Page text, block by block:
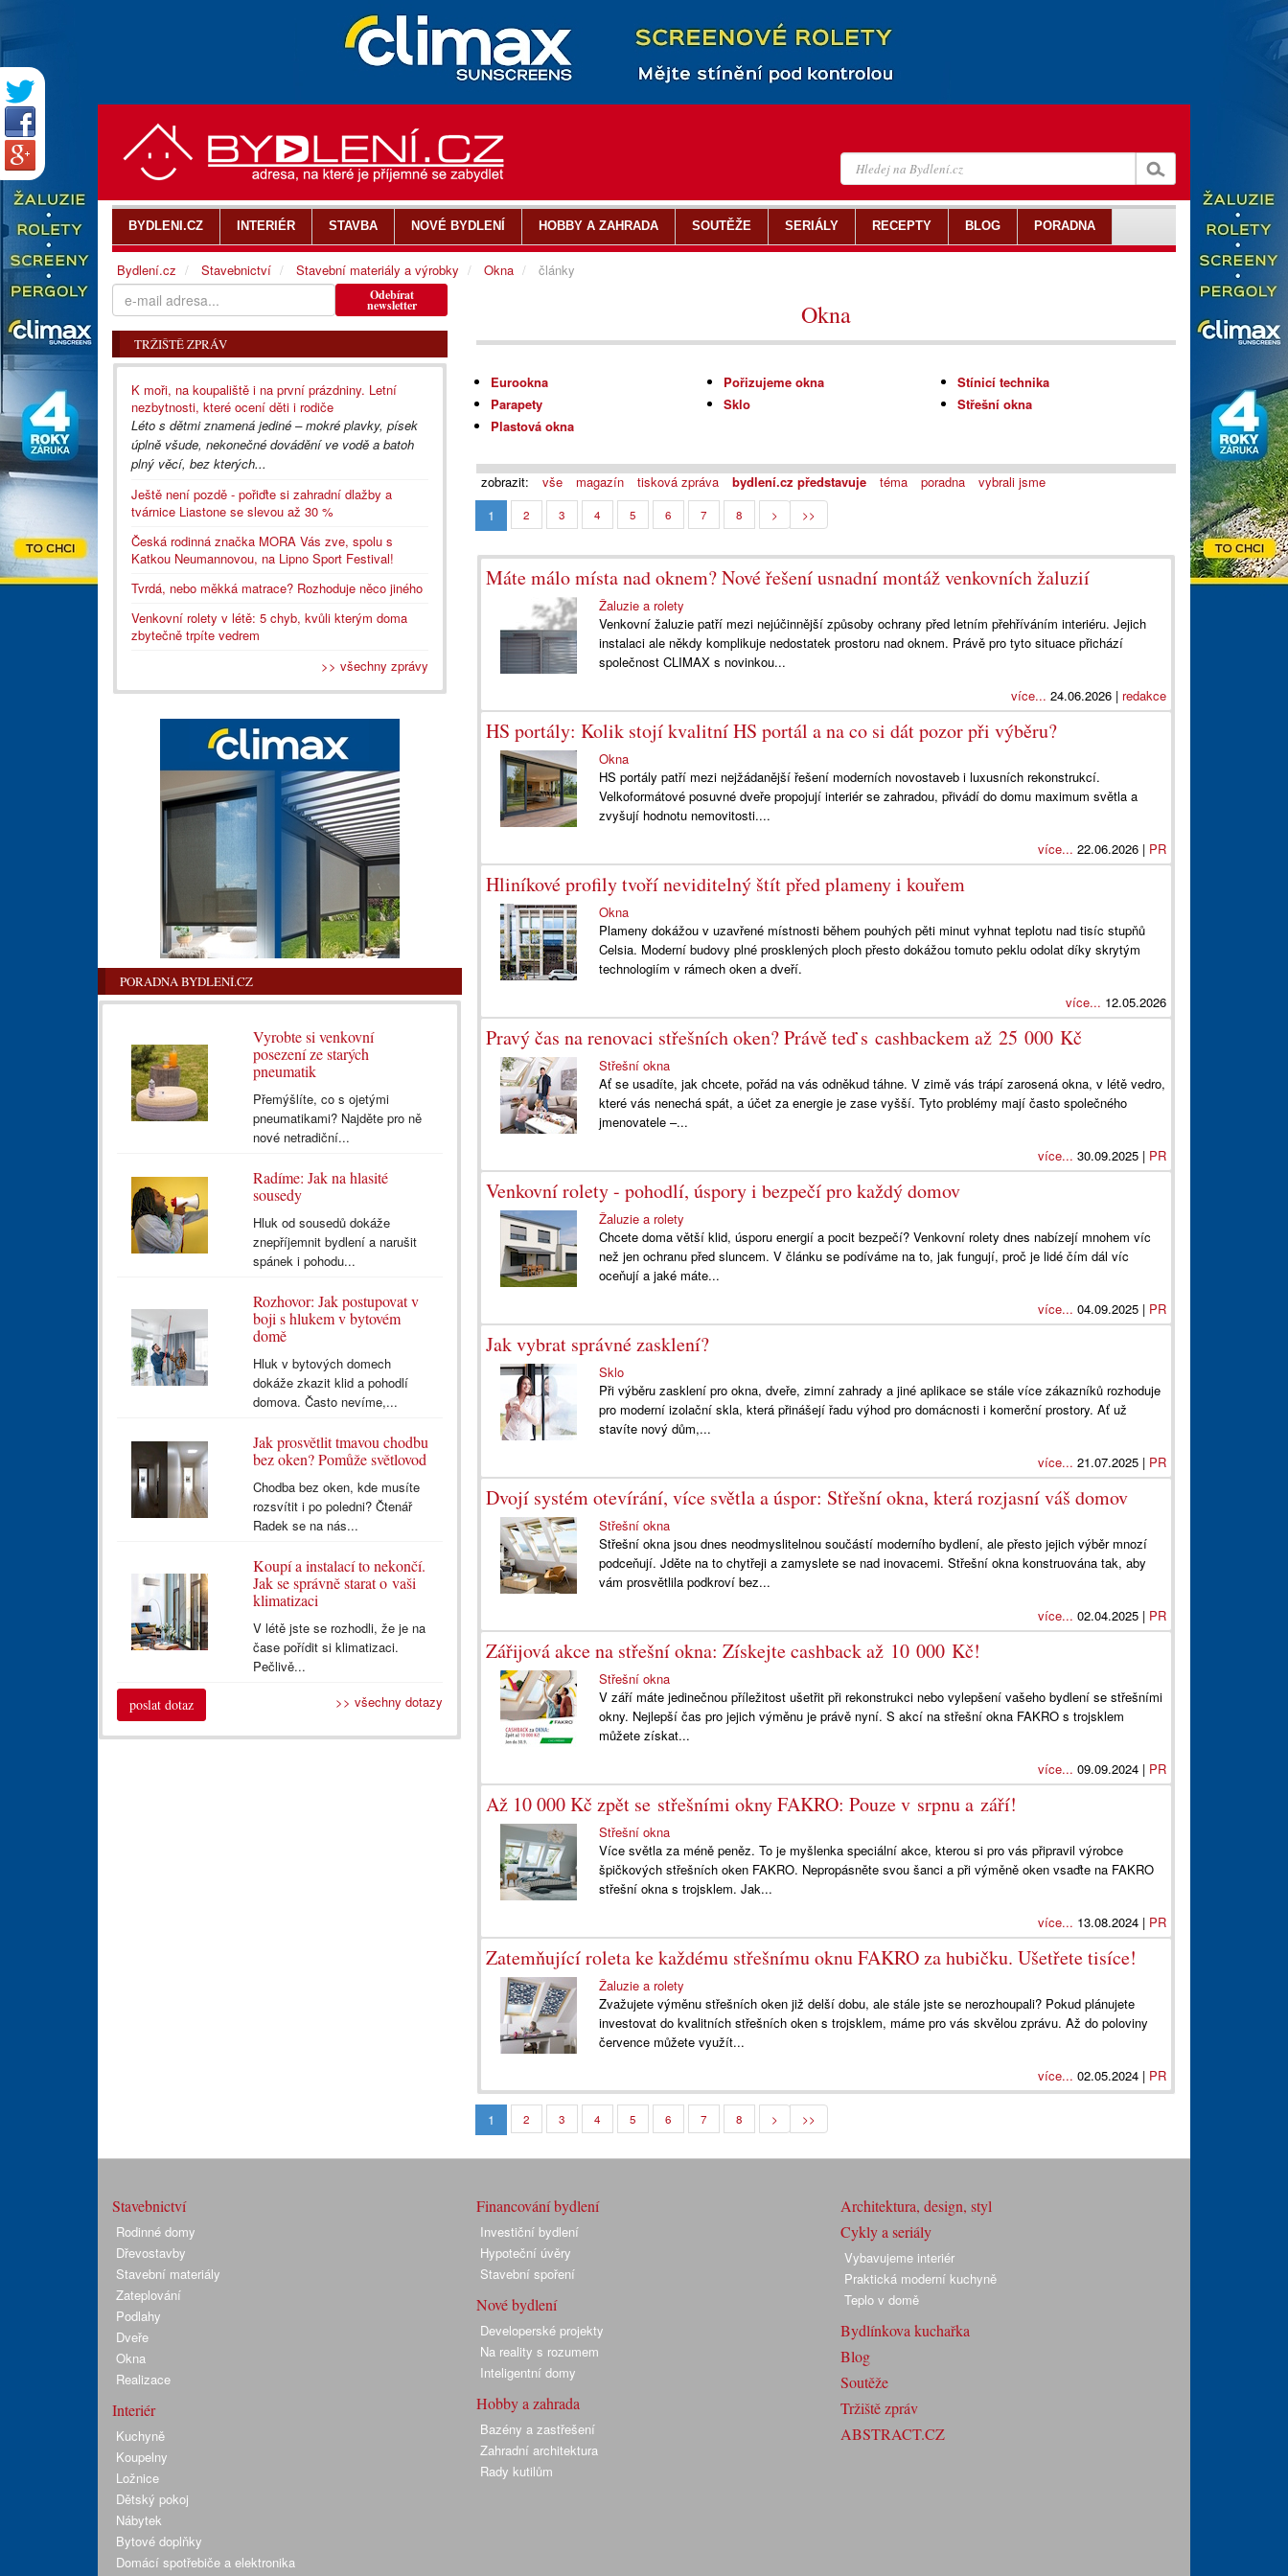
Okna
Eurookna
Parapety
Plastová okna
Pořizujeme okna
Sklo
Stínicí technika
Střešní okna
zobrazit: vše magazín tisková zpráva bydlení.cz představuje téma poradna
vybrali jsme
1
2 3 4 5 6 7 8 > >>
Máte málo místa nad oknem? Nové řešení usnadní montáž venkovních žaluzií
Žaluzie a rolety
Venkovní žaluzie patří mezi nejúčinnější způsoby ochrany před letním přehříváním interiéru. Jejich
instalaci ale někdy komplikuje nedostatek prostoru nad oknem. Právě pro tyto situace přichází
společnost CLIMAX s novinkou...
více... 24.06.2026 | redakce
HS portály: Kolik stojí kvalitní HS portál a na co si dát pozor při výběru?
Okna
HS portály patří mezi nejžádanější řešení moderních novostaveb i luxusních rekonstrukcí.
Velkoformátové posuvné dveře propojují interiér se zahradou, přivádí do domu maximum světla a
zvyšují hodnotu nemovitosti....
více... 22.06.2026 | PR
Hliníkové profily tvoří neviditelný štít před plameny i kouřem
Okna
Plameny dokážou v uzavřené místnosti během pouhých pěti minut vyhnat teplotu nad tisíc stupňů
Celsia. Moderní budovy plné prosklených ploch přesto dokážou tomuto peklu odolat díky skrytým
technologiím v rámech oken a dveří.
více... 12.05.2026
Pravý čas na renovaci střešních oken? Právě teď s cashbackem až 25 000 Kč
Střešní okna
Ať se usadíte, jak chcete, pořád na vás odněkud táhne. V zimě vás trápí zarosená okna, v létě vedro,
které vás nenechá spát, a účet za energie je zase vyšší. Tyto problémy mají často společného
jmenovatele –...
více... 30.09.2025 | PR
Venkovní rolety - pohodlí, úspory i bezpečí pro každý domov
Žaluzie a rolety
Chcete doma větší klid, úsporu energií a pocit bezpečí? Venkovní rolety dnes nabízejí mnohem víc
než jen ochranu před sluncem. V článku se podíváme na to, jak fungují, proč je lidé čím dál víc
oceňují a jaké máte...
více... 04.09.2025 | PR
Jak vybrat správné zasklení?
Sklo
Při výběru zasklení pro okna, dveře, zimní zahrady a jiné aplikace se stále více zákazníků rozhoduje
pro moderní izolační skla, která přinášejí řadu výhod pro domácnosti i komerční prostory. Ať už
stavíte nový dům,...
více... 21.07.2025 | PR
Dvojí systém otevírání, více světla a úspor: Střešní okna, která rozjasní váš domov
Střešní okna
Střešní okna jsou dnes neodmyslitelnou součástí moderního bydlení, ale přesto jejich výběr mnozí
podceňují. Jděte na to chytřeji a zamyslete se nad inovacemi. Střešní okna konstruována tak, aby
vám prosvětlila podkroví bez...
více... 02.04.2025 | PR
Zářijová akce na střešní okna: Získejte cashback až 10 000 Kč!
Střešní okna
V září máte jedinečnou příležitost ušetřit při rekonstrukci nebo vylepšení vašeho bydlení se střešními
okny. Nejlepší čas pro jejich výměnu je právě nyní. S akcí na střešní okna FAKRO s trojsklem
můžete získat...
více... 09.09.2024 | PR
Až 10 000 Kč zpět se střešními okny FAKRO: Pouze v srpnu a září!
Střešní okna
Více světla za méně peněz. To je myšlenka speciální akce, kterou si pro vás připravil výrobce
špičkových střešních oken FAKRO. Nepropásněte svou šanci a při výměně oken vsaďte na FAKRO
střešní okna s trojsklem. Jak...
více... 13.08.2024 | PR
Zatemňující roleta ke každému střešnímu oknu FAKRO za hubičku. Ušetřete tisíce!
Žaluzie a rolety
Zvažujete výměnu střešních oken již delší dobu, ale stále jste se nerozhoupali? Pokud plánujete
investovat do kvalitních střešních oken s trojsklem, máme pro vás skvělou zprávu. Až do poloviny
července můžete využít...
více... 02.05.2024 | PR
1 2 3 4 5 6 7 8 > >>
Odebírat
newsletter
TRŽIŠTĚ ZPRÁV
K moři, na koupaliště i na první prázdniny. Letní
nezbytnosti, které ocení děti i rodiče
Léto s dětmi znamená jediné – mokré plavky, písek
úplně všude, nekonečné dovádění ve vodě a batoh
plný věcí, bez kterých...
Ještě není pozdě - pořiďte si zahradní dlažby a
tvárnice Liastone se slevou až 30 %
Česká rodinná značka MORA Vás zve, spolu s
Katkou Neumannovou, na Lipno Sport Festival!
Tvrdá, nebo měkká matrace? Rozhoduje něco jiného
Venkovní rolety v létě: 5 chyb, kvůli kterým doma
zbytečně trpíte vedrem
>> všechny zprávy
PORADNA BYDLENÍ.CZ
Vyrobte si venkovní
posezení ze starých
pneumatik
Přemýšlíte, co s ojetými
pneumatikami? Najděte pro ně
nové netradiční...
Radíme: Jak na hlasité
sousedy
Hluk od sousedů dokáže
znepříjemnit bydlení a narušit
spánek i pohodu...
Rozhovor: Jak postupovat v
boji s hlukem v bytovém
domě
Hluk v bytových domech
dokáže zkazit klid a pohodlí
domova. Často nevíme,...
Jak prosvětlit tmavou chodbu
bez oken? Pomůže světlovod
Chodba bez oken, kde musíte
rozsvítit i po poledni? Čtenář
Radek se na nás...
Koupí a instalací to nekončí.
Jak se správně starat o vaši
klimatizaci
V létě jste se rozhodli, že je na
čase pořídit si klimatizaci.
Pečlivě...
poslat dotaz >> všechny dotazy
BYDLENI.CZ INTERIÉR STAVBA NOVÉ BYDLENÍ HOBBY A ZAHRADA SOUTĚŽE SERIÁLY RECEPTY BLOG PORADNA
Bydlení.cz Stavebnictví Stavební materiály a výrobky Okna články
Stavebnictví
Rodinné domy
Dřevostavby
Stavební materiály
Zateplování
Podlahy
Dveře
Okna
Realizace
Interiér
Kuchyně
Koupelny
Ložnice
Dětský pokoj
Nábytek
Bytové doplňky
Domácí spotřebiče a elektronika
Financování bydlení
Investiční bydlení
Hypoteční úvěry
Stavební spoření
Nové bydlení
Developerské projekty
Na reality s rozumem
Inteligentní domy
Hobby a zahrada
Bazény a zastřešení
Zahradní architektura
Rady kutilům
Architektura, design, styl
Cykly a seriály
Vybavujeme interiér
Praktická moderní kuchyně
Teplo v domě
Bydlínkova kuchařka
Blog
Soutěže
Tržiště zpráv
ABSTRACT.CZ